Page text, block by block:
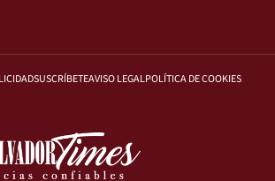
SUSCRÍBETEAVISO LEGALPOLÍTICA DE COOKIES